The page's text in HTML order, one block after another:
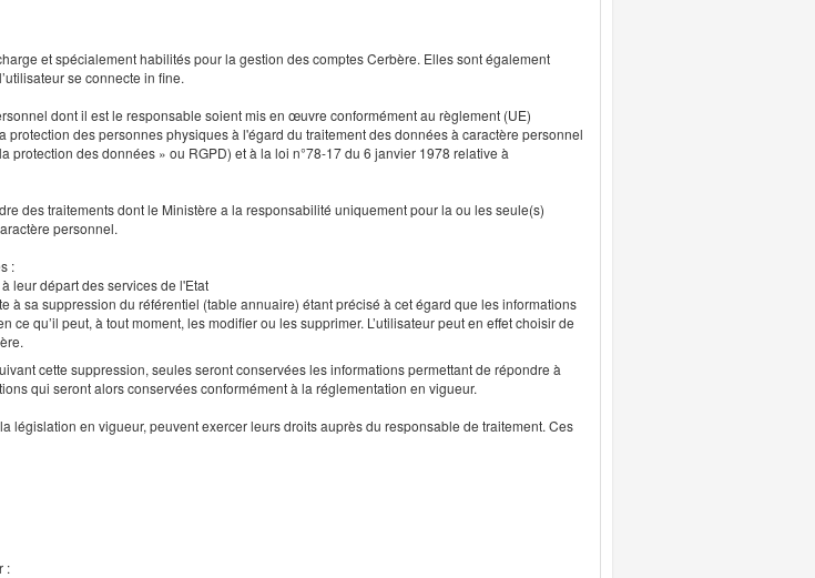
et spécialement habilités pour la gestion des comptes Cerbère. Elles sont également
se connecte in fine.
dont il est le responsable soient mis en œuvre conformément au règlement (UE)
des personnes physiques à l'égard du traitement des données à caractère personnel
des données » ou RGPD) et à la loi n°78-17 du 6 janvier 1978 relative à
des traitements dont le Ministère a la responsabilité uniquement pour la ou les seule(s)
personnel.
:
leur départ des services de l'Etat
à sa suppression du référentiel (table annuaire) étant précisé à cet égard que les informations
qu’il peut, à tout moment, les modifier ou les supprimer. L’utilisateur peut en effet choisir de
cette suppression, seules seront conservées les informations permettant de répondre à
qui seront alors conservées conformément à la réglementation en vigueur.
législation en vigueur, peuvent exercer leurs droits auprès du responsable de traitement. Ces
: